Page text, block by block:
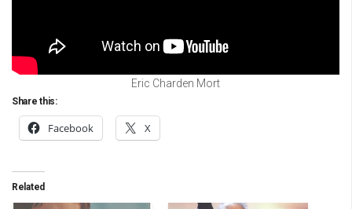
Eric Charden Mort
Share this:
Facebook X
Related